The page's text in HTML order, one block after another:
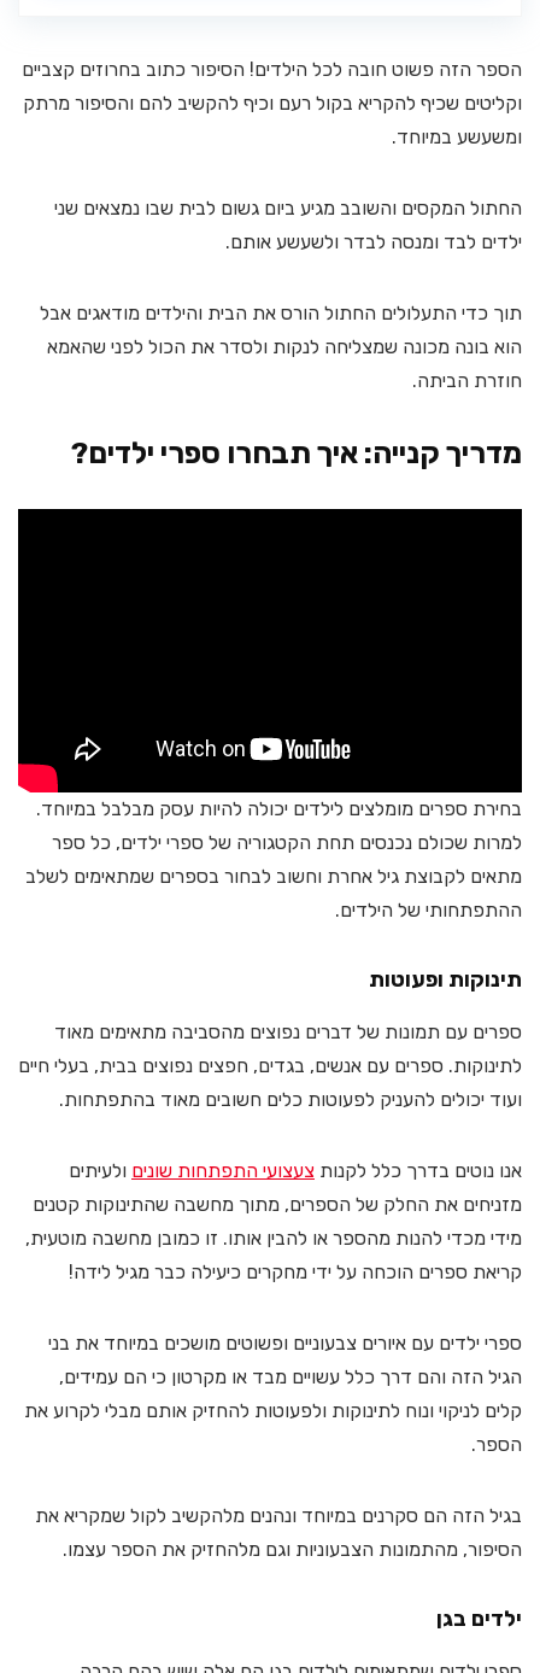
הספר הזה פשוט חובה לכל הילדים! הסיפור כתוב בחרוזים קצביים
וקליטים שכיף להקריא בקול רעם וכיף להקשיב להם והסיפור מרתק
ומשעשע במיוחד.
החתול המקסים והשובב מגיע ביום גשום לבית שבו נמצאים שני
ילדים לבד ומנסה לבדר ולשעשע אותם.
תוך כדי התעלולים החתול הורס את הבית והילדים מודאגים אבל
הוא בונה מכונה שמצליחה לנקות ולסדר את הכול לפני שהאמא
חוזרת הביתה.
מדריך קנייה: איך תבחרו ספרי ילדים?
בחירת ספרים מומלצים לילדים יכולה להיות עסק מבלבל במיוחד.
למרות שכולם נכנסים תחת הקטגוריה של ספרי ילדים, כל ספר
מתאים לקבוצת גיל אחרת וחשוב לבחור בספרים שמתאימים לשלב
ההתפתחותי של הילדים.
תינוקות ופעוטות
ספרים עם תמונות של דברים נפוצים מהסביבה מתאימים מאוד
לתינוקות. ספרים עם אנשים, בגדים, חפצים נפוצים בבית, בעלי חיים
ועוד יכולים להעניק לפעוטות כלים חשובים מאוד בהתפתחות.
אנו נוטים בדרך כלל לקנות צעצועי התפתחות שונים ולעיתים
מזניחים את החלק של הספרים, מתוך מחשבה שהתינוקות קטנים
מידי מכדי להנות מהספר או להבין אותו. זו כמובן מחשבה מוטעית,
קריאת ספרים הוכחה על ידי מחקרים כיעילה כבר מגיל לידה!
ספרי ילדים עם איורים צבעוניים ופשוטים מושכים במיוחד את בני
הגיל הזה והם דרך כלל עשויים מבד או מקרטון כי הם עמידים,
קלים לניקוי ונוח לתינוקות ולפעוטות להחזיק אותם מבלי לקרוע את
הספר.
בגיל הזה הם סקרנים במיוחד ונהנים מלהקשיב לקול שמקריא את
הסיפור, מהתמונות הצבעוניות וגם מלהחזיק את הספר עצמו.
ילדים בגן